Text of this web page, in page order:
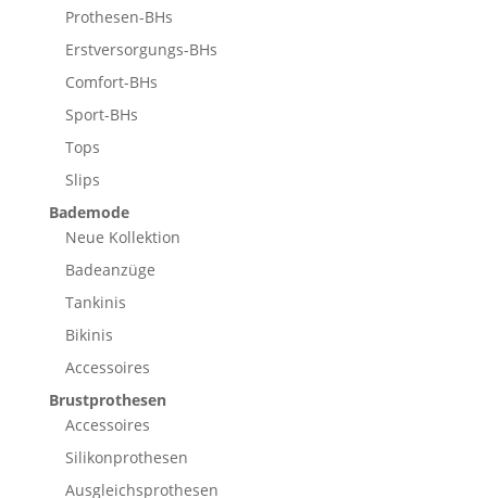
Prothesen-BHs
Erstversorgungs-BHs
Comfort-BHs
Sport-BHs
Tops
Slips
Bademode
Neue Kollektion
Badeanzüge
Tankinis
Bikinis
Accessoires
Brustprothesen
Accessoires
Silikonprothesen
Ausgleichsprothesen